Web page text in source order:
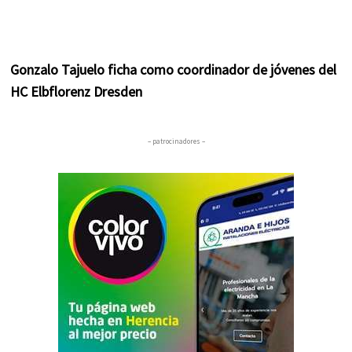
Gonzalo Tajuelo ficha como coordinador de jóvenes del
HC Elbflorenz Dresden
– patrocinadores –